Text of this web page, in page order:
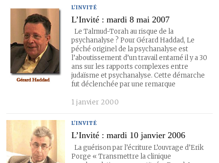
L'INVITÉ
L’Invité : mardi 8 mai 2007
Le Talmud-Torah au risque de la
psychanalyse ? Pour Gérard Haddad, Le
péché originel de la psychanalyse est
l’aboutissement d’un travail entamé il y a 30
ans sur les rapports complexes entre
judaïsme et psychanalyse. Cette démarche
fut déclenchée par une remarque
1 janvier 2000
L'INVITÉ
L’Invité : mardi 10 janvier 2006
La guérison par l’écriture L’ouvrage d’Erik
Porge « Transmettre la clinique